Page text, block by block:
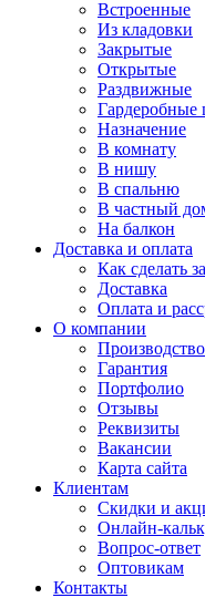
Встроенные
Из кладовки
Закрытые
Открытые
Раздвижные
Назначение
В комнату
В нишу
В спальню
В частный
На балкон
Доставка и оплата
Как сделать
Доставка
Оплата и
О компании
Производство
Гарантия
Портфолио
Отзывы
Реквизиты
Вакансии
Карта сайта
Клиентам
Скидки и
Онлайн-
Вопрос-ответ
Оптовикам
Контакты